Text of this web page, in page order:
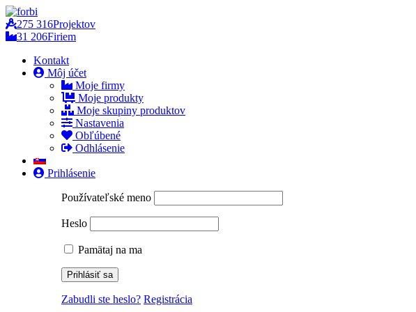
275 316Projektov
31 206Firiem
Kontakt
Môj účet
Moje firmy
Moje produkty
Moje skupiny produktov
Nastavenia
Obľúbené
Odhlásenie
Prihlásenie
Používateľské meno
Heslo
Pamätaj na ma
Zabudli ste heslo? Registrácia